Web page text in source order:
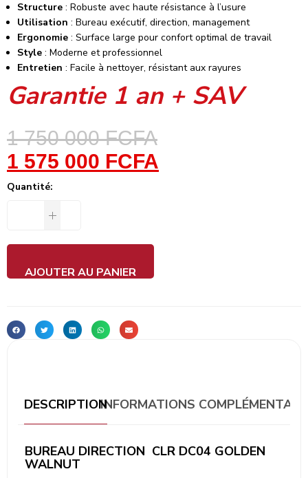
Structure : Robuste avec haute résistance à l’usure
Utilisation : Bureau exécutif, direction, management
Ergonomie : Surface large pour confort optimal de travail
Style : Moderne et professionnel
Entretien : Facile à nettoyer, résistant aux rayures
Garantie 1 an + SAV
1 750 000FCFA
1 575 000 FCFA
Quantité:
AJOUTER AU PANIER
DESCRIPTIONINFORMATIONS
BUREAU DIRECTION CLR DC04 GOLDEN
WALNUT